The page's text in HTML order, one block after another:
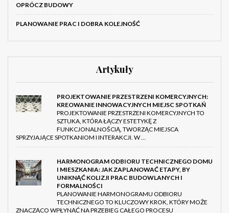
OPRÓCZ BUDOWY
PLANOWANIE PRAC I DOBRA KOLEJNOŚĆ
Artykuły
PROJEKTOWANIE PRZESTRZENI KOMERCYJNYCH:
KREOWANIE INNOWACYJNYCH MIEJSC SPOTKAŃ
PROJEKTOWANIE PRZESTRZENI KOMERCYJNYCH TO
SZTUKA, KTÓRA ŁĄCZY ESTETYKĘ Z
FUNKCJONALNOŚCIĄ, TWORZĄC MIEJSCA
SPRZYJAJĄCE SPOTKANIOM I INTERAKCJI. W …
HARMONOGRAM ODBIORU TECHNICZNEGO DOMU
I MIESZKANIA: JAK ZAPLANOWAĆ ETAPY, BY
UNIKNĄĆ KOLIZJI PRAC BUDOWLANYCH I
FORMALNOŚCI
PLANOWANIE HARMONOGRAMU ODBIORU
TECHNICZNEGO TO KLUCZOWY KROK, KTÓRY MOŻE
ZNACZĄCO WPŁYNĄĆ NA PRZEBIEG CAŁEGO PROCESU